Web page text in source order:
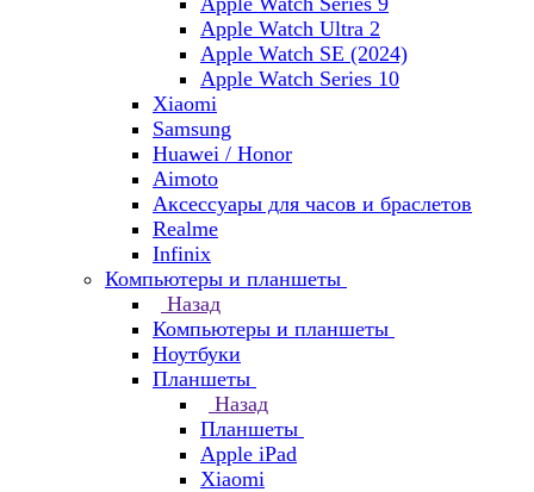
Apple Watch Ultra 2
Apple Watch SE (2024)
Apple Watch Series 10
Xiaomi
Samsung
Huawei / Honor
Aimoto
Аксессуары для часов и браслетов
Realme
Infinix
Компьютеры и планшеты
Назад
Компьютеры и планшеты
Ноутбуки
Планшеты
Назад
Планшеты
Apple iPad
Xiaomi